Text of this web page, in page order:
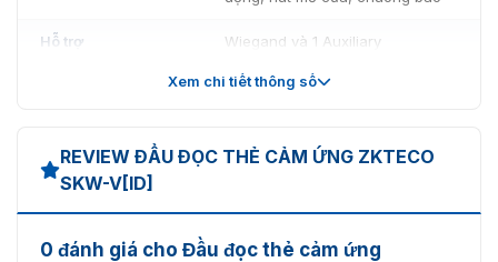
Hỗ trợ Wiegand và 1 Auxiliary
Không kết nôi với máy tính
Xem chi tiết thông số
REVIEW ĐẦU ĐỌC THẺ CẢM ỨNG ZKTECO
SKW-V[ID]
0 đánh giá cho Đầu đọc thẻ cảm ứng